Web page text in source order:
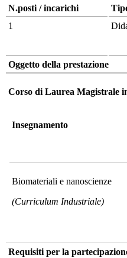
N.posti / incarichi
1
Oggetto della prestazione
Corso di Laurea Magistrale
Insegnamento
Biomateriali e nanoscienze
(Curriculum Industriale)
Requisiti per la